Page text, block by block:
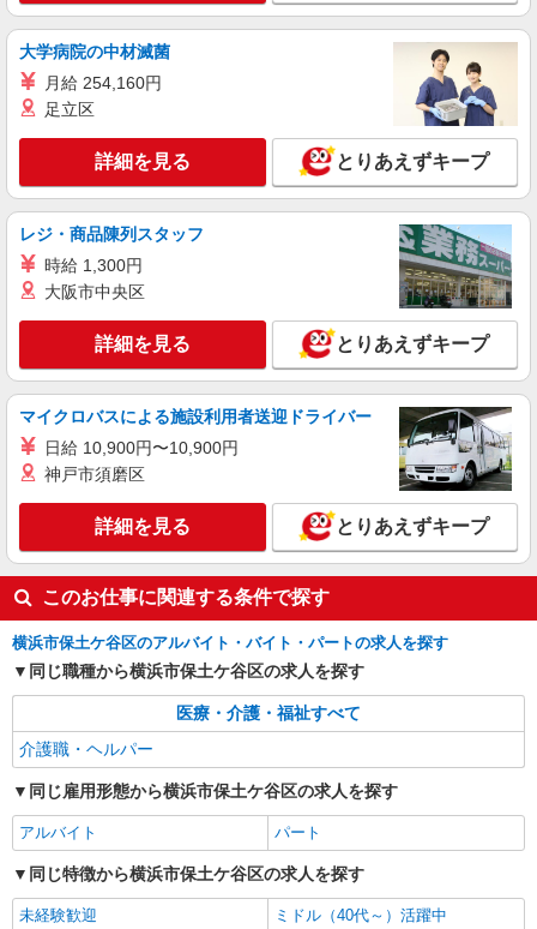
キープ 詳細を見る
株式会社kotrio /●YK-S-2098308
≪保土ケ谷駅≫高月給25万円〜＋賞与｜住宅
型有料老人ホームSTAFF
【正社員】月給240,000〜400,000円 ・基本
給：200,000円〜220,000円 ・資格手当：10,000〜
30,000円 ・役職手当：10,000〜70,000円 ・処遇改
善手当：20,000〜60,000円（勤続年数、保有資格
により変動） ・固定残業手当：20,000円（10時
間） ※固定残業時間を超過する場合には超過勤務
手当として別途支給 ・夜勤手当：10,000円/1回
（上記給与とは別に支給） 下記資格をお持ちの方
歓迎 ・認知症介護基礎研修 ・初任者研修 ・実務
者研修 ・介護福祉士 など
キープ 詳細を見る
デイサービス ソラスト保土ヶ谷/1480000023-018
介護職員（ヘルパー）（介護助手）
時給1,300円
神奈川県横浜市保土ケ谷区岩井町123-2
キープ 詳細を見る
アルバイト パート 派遣社員
日研トータルソーシング株式会社 メディカルケア事業部/横浜オフィ
ス【看護助手】
看護助手（ナースエイド）
時給1,400円 ★週払いOK（規定あり） ※給与
幅は経験・能力による
神奈川県横浜市保土ヶ谷区 【最寄駅】相鉄本
線「星川」駅より徒歩12分
キープ 詳細を見る
大学病院の中材滅菌
月給 254,160円
足立区
詳細を見る とりあえずキープ
レジ・商品陳列スタッフ
時給 1,300円
大阪市中央区
詳細を見る とりあえずキープ
マイクロバスによる施設利用者送迎ドライバー
日給 10,900円〜10,900円
神戸市須磨区
詳細を見る とりあえずキープ
このお仕事に関連する条件で探す
横浜市保土ケ谷区のアルバイト・バイト・パートの求人を探す
同じ職種から横浜市保土ケ谷区の求人を探す
医療・介護・福祉すべて
介護職・ヘルパー
同じ雇用形態から横浜市保土ケ谷区の求人を探す
アルバイト パート
同じ特徴から横浜市保土ケ谷区の求人を探す
未経験歓迎
ミドル（40代～）活躍中